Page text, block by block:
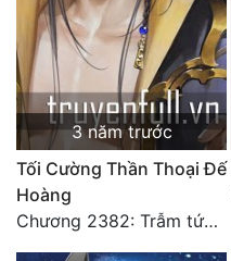
3 năm trước
Tối Cường Thần Thoại Đế
Hoàng
Chương 2382: Trẫm tức hết thảy (*Đại Kết Cục) (2)